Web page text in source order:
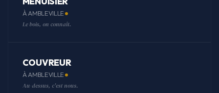
À AMBLEVILLE
Le bois, on connaît.
COUVREUR
À AMBLEVILLE
Au-dessus, c'est nous.